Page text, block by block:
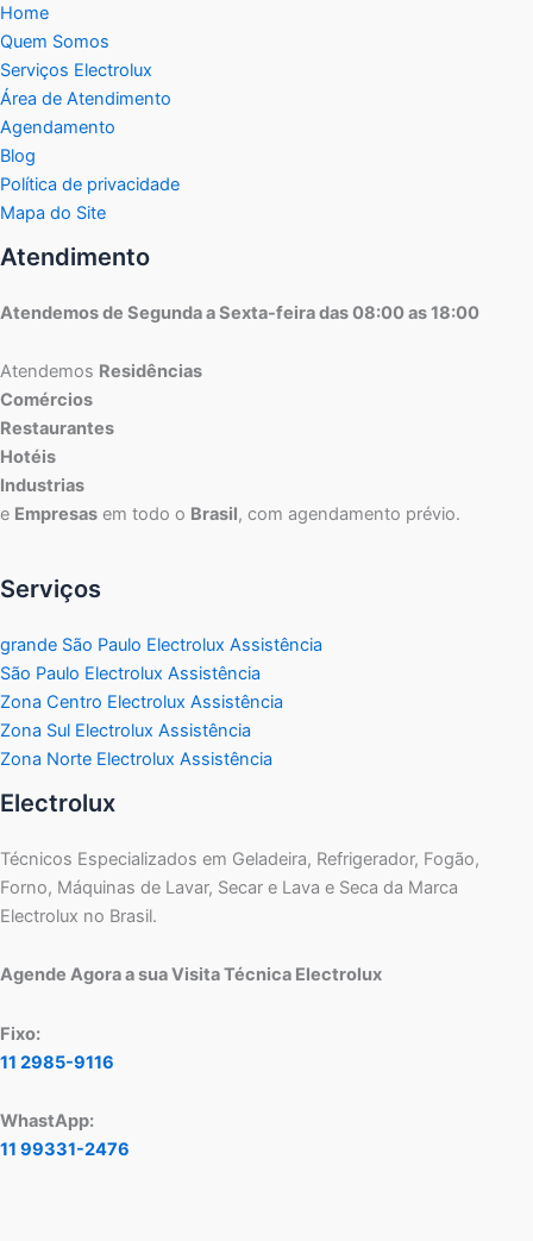
Home
Quem Somos
Serviços Electrolux
Área de Atendimento
Agendamento
Blog
Política de privacidade
Mapa do Site
Atendimento
Atendemos de Segunda a Sexta-feira das 08:00 as 18:00
Atendemos Residências
Comércios
Restaurantes
Hotéis
Industrias
e Empresas em todo o Brasil, com agendamento prévio.
Serviços
grande São Paulo Electrolux Assistência
São Paulo Electrolux Assistência
Zona Centro Electrolux Assistência
Zona Sul Electrolux Assistência
Zona Norte Electrolux Assistência
Electrolux
Técnicos Especializados em Geladeira, Refrigerador, Fogão,
Forno, Máquinas de Lavar, Secar e Lava e Seca da Marca
Electrolux no Brasil.
Agende Agora a sua Visita Técnica Electrolux
Fixo:
11 2985-9116
WhastApp:
11 99331-2476